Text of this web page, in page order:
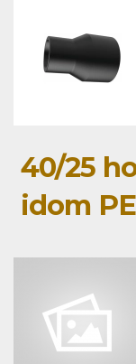
40/25
idom